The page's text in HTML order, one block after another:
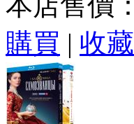
購買 | 收藏